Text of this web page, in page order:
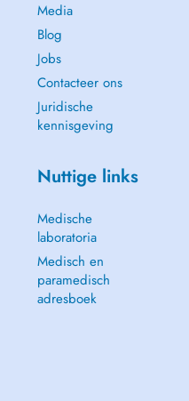
Media
Blog
Jobs
Contacteer ons
Juridische
kennisgeving
Nuttige links
Medische
laboratoria
Medisch en
paramedisch
adresboek